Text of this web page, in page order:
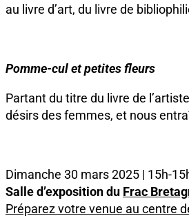
au livre d’art, du livre de
Pomme-cul et petites fleurs
Partantdu titre du livre de l’
désirsdes femmes, et nous
Dimanche 30 mars 2025 | 15h-
Salle d’exposition du Frac
Préparez votre venue au centre